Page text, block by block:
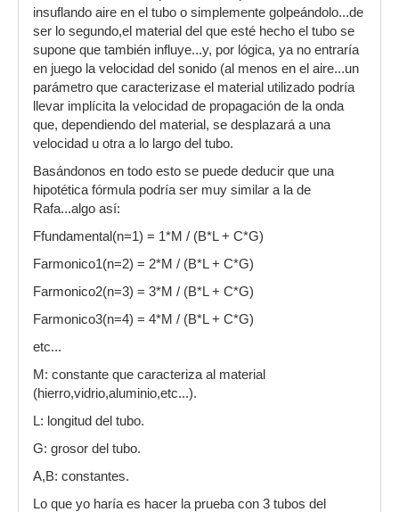
insuflando aire en el tubo o simplemente golpeándolo...de
ser lo segundo,el material del que esté hecho el tubo se
supone que también influye...y, por lógica, ya no entraría
en juego la velocidad del sonido (al menos en el aire...un
parámetro que caracterizase el material utilizado podría
llevar implícita la velocidad de propagación de la onda
que, dependiendo del material, se desplazará a una
velocidad u otra a lo largo del tubo.
Basándonos en todo esto se puede deducir que una
hipotética fórmula podría ser muy similar a la de
Rafa...algo así:
Ffundamental(n=1) = 1*M / (B*L + C*G)
Farmonico1(n=2) = 2*M / (B*L + C*G)
Farmonico2(n=3) = 3*M / (B*L + C*G)
Farmonico3(n=4) = 4*M / (B*L + C*G)
etc...
M: constante que caracteriza al material
(hierro,vidrio,aluminio,etc...).
L: longitud del tubo.
G: grosor del tubo.
A,B: constantes.
Lo que yo haría es hacer la prueba con 3 tubos del